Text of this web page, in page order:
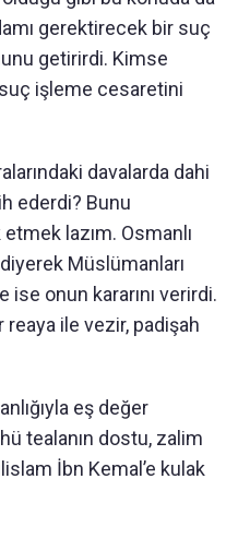
gerektirecek bir suç
getirirdi. Kimse
işleme cesaretini
davalarda dahi
ederdi? Bunu
lazım. Osmanlı
Müslümanları
ise onun kararını verirdi.
reaya ile vezir, padişah
eş değer
tealanın dostu, zalim
İbn Kemal’e kulak